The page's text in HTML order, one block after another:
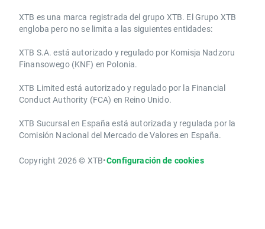
​​XTB es una marca registrada del grupo XTB. El Grupo XTB
engloba pero no se limita a las siguientes entidades:
XTB S.A.​ está autorizado y regulado por Komisja Nadzoru
Finansowego (KNF) ​en Polonia.
XTB Limited ​está autorizado y regulado por la ​Financial
Conduct Authority ​(FCA) en ​​Reino Unido.
XTB Sucursal en España está autorizada y regulada por la
Comisión Nacional del Mercado de Valores en España.
Copyright 2026 © XTB•Configuración de cookies